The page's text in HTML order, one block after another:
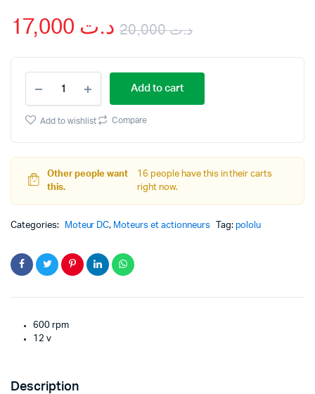
د.ت20,000
Original
د.ت 20,000.
د.ت
Current
د.ت 17,000.
Moteur
Pololu
600RPM
quantity
Add to cart
Add to wishlist Compare
Other people want
this.
16 people have this in their carts
right now.
Categories: Moteur DC, Moteurs et actionneurs Tag: pololu
600 rpm
12 v
Description